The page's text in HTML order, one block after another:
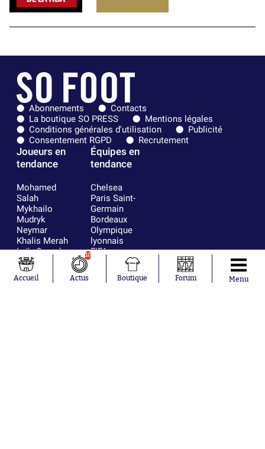
Abonnements
Contacts
La boutique SO PRESS
Mentions légales
Conditions générales d'utilisation
Publicité
Consentement RGPD
Recrutement
Joueurs en
tendance
Mohamed
Salah
Mykhailo
Mudryk
Neymar
Khalis Merah
Loïs Openda
Moussa
Niakhaté
Nicolás
Équipes en
tendance
Chelsea
Paris Saint-
Germain
Bordeaux
Olympique
lyonnais
FIFA
Real Madrid
RC Strasbourg
AC Milan
Accueil
10
Actus Boutique Forum Menu